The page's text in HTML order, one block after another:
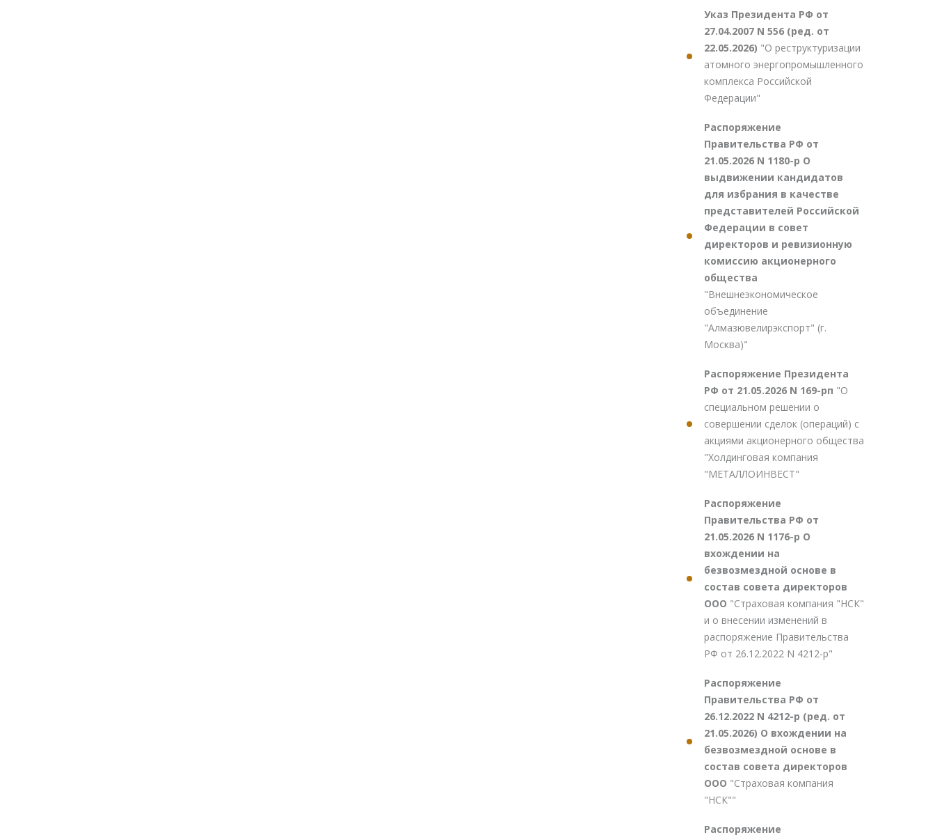
Указ Президента РФ от
27.04.2007 N 556 (ред. от
22.05.2026) "О реструктуризации
атомного энергопромышленного
комплекса Российской
Федерации"
Распоряжение
Правительства РФ от
21.05.2026 N 1180-р О
выдвижении кандидатов
для избрания в качестве
представителей Российской
Федерации в совет
директоров и ревизионную
комиссию акционерного
общества
"Внешнеэкономическое
объединение
"Алмазювелирэкспорт" (г.
Москва)"
Распоряжение Президента
РФ от 21.05.2026 N 169-рп "О
специальном решении о
совершении сделок (операций) с
акциями акционерного общества
"Холдинговая компания
"МЕТАЛЛОИНВЕСТ"
Распоряжение
Правительства РФ от
21.05.2026 N 1176-р О
вхождении на
безвозмездной основе в
состав совета директоров
ООО "Страховая компания "НСК"
и о внесении изменений в
распоряжение Правительства
РФ от 26.12.2022 N 4212-р"
Распоряжение
Правительства РФ от
26.12.2022 N 4212-р (ред. от
21.05.2026) О вхождении на
безвозмездной основе в
состав совета директоров
ООО "Страховая компания
"НСК""
Распоряжение